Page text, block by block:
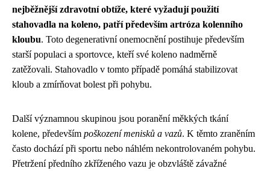
nejběžnější zdravotní obtíže, které vyžadují použití
stahovadla na koleno, patří především artróza kolenního
kloubu. Toto degenerativní onemocnění postihuje především
starší populaci a sportovce, kteří své koleno nadměrně
zatěžovali. Stahovadlo v tomto případě pomáhá stabilizovat
kloub a zmírňovat bolest při pohybu.
Další významnou skupinou jsou poranění měkkých tkání
kolene, především poškození menisků a vazů. K těmto zraněním
často dochází při sportu nebo náhlém nekontrolovaném pohybu.
Přetržení předního zkříženého vazu je obzvláště závažné